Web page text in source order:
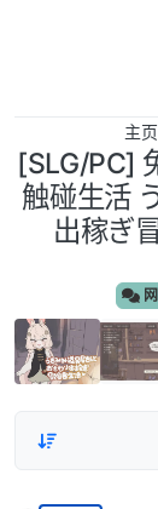
主页
[SLG/PC]
触碰生活
出稼ぎ
网